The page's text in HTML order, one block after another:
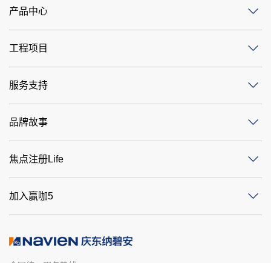
产品中心
工程项目
服务支持
品牌故事
焦点注册Life
加入赢咖5